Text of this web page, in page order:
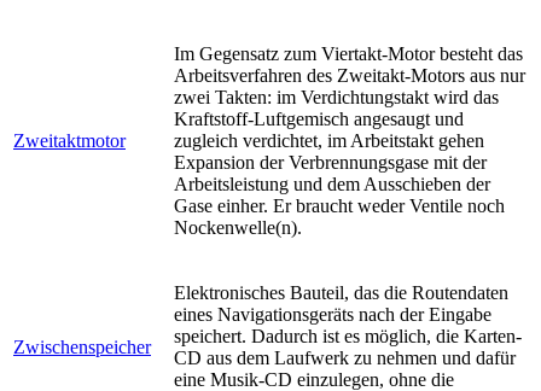
Zweitaktmotor
Im Gegensatz zum Viertakt-Motor besteht das
Arbeitsverfahren des Zweitakt-Motors aus nur
zwei Takten: im Verdichtungstakt wird das
Kraftstoff-Luftgemisch angesaugt und
zugleich verdichtet, im Arbeitstakt gehen
Expansion der Verbrennungsgase mit der
Arbeitsleistung und dem Ausschieben der
Gase einher. Er braucht weder Ventile noch
Nockenwelle(n).
Zwischenspeicher
Elektronisches Bauteil, das die Routendaten
eines Navigationsgeräts nach der Eingabe
speichert. Dadurch ist es möglich, die Karten-
CD aus dem Laufwerk zu nehmen und dafür
eine Musik-CD einzulegen, ohne die